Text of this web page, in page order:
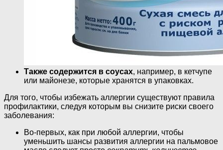
Также содержится в соусах, например, в кетчупе
или майонезе, которые хранятся в упаковках.
Для того, чтобы избежать аллергии существуют правила
профилактики, следуя которым вы снизите риски своего
заболевания:
Во-первых, как при любой аллергии, чтобы
уменьшить шансы развития аллергии на пальмовое